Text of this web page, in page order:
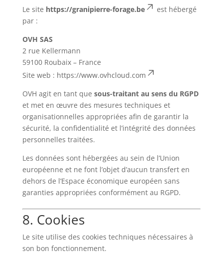
Le site https://granipierre-forage.be
est hébergé
par :
OVH SAS
2 rue Kellermann
59100 Roubaix – France
Site web : https://www.ovhcloud.com
OVH agit en tant que sous-traitant au sens du RGPD
et met en œuvre des mesures techniques et
organisationnelles appropriées afin de garantir la
sécurité, la confidentialité et l’intégrité des données
personnelles traitées.
Les données sont hébergées au sein de l’Union
européenne et ne font l’objet d’aucun transfert en
dehors de l’Espace économique européen sans
garanties appropriées conformément au RGPD.
8. Cookies
Le site utilise des cookies techniques nécessaires à
son bon fonctionnement.